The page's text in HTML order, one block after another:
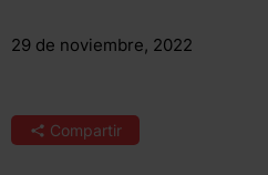
29 de noviembre, 2022
Compartir